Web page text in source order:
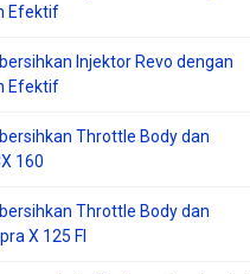
Efektif
Injektor Revo dengan
Efektif
Throttle Body dan
160
Throttle Body dan
X 125 FI